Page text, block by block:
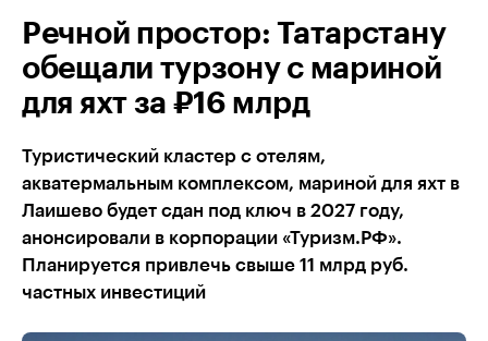
Речной простор: Татарстану
обещали турзону с мариной
для яхт за ₽16 млрд
Туристический кластер с отелям,
акватермальным комплексом, мариной для яхт в
Лаишево будет сдан под ключ в 2027 году,
анонсировали в корпорации «Туризм.РФ».
Планируется привлечь свыше 11 млрд руб.
частных инвестиций